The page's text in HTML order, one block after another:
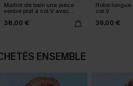
Maillot de bain une pièce
ventre plat à col V avec
Mesh power
38,00 €
Robe longue
col V
39,00 €
ENSEMBLE